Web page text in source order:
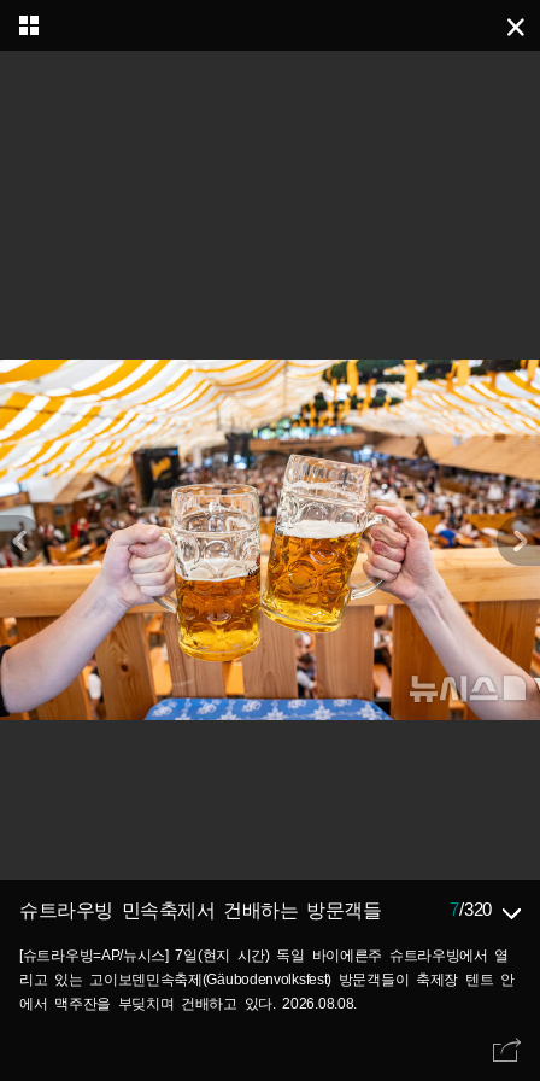
슈트라우빙 민속축제서 건배하는 방문객들 7/320
[슈트라우빙=AP/뉴시스] 7일(현지 시간) 독일 바이에른주 슈트라우빙에서 열
리고 있는 고이보덴민속축제(Gäubodenvolksfest) 방문객들이 축제장 텐트 안
에서 맥주잔을 부딪치며 건배하고 있다. 2026.08.08.